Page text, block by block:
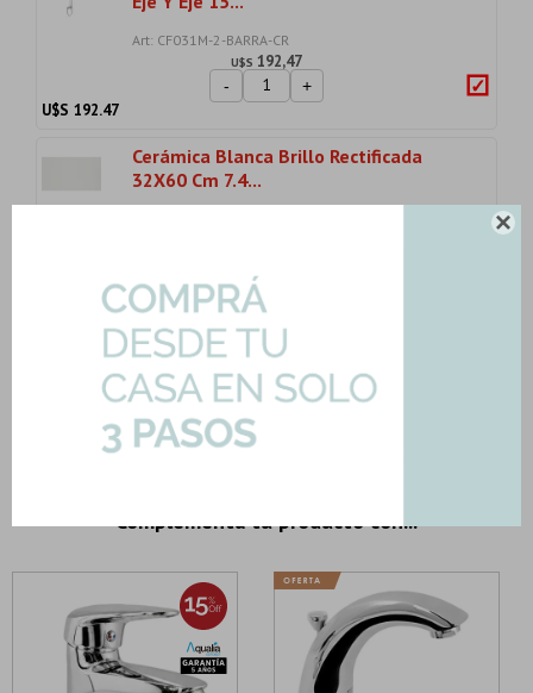

Art: CF031M-2-BARRA-CR
U$S 192,47
- +
U$S 192.47
Cerámica Blanca Brillo Rectificada
32X60 Cm 7.4...
Son: 2.30 mts
49.11
Importe total:USD 671.49 Agregar todo a la compra
Complementa tu producto con...